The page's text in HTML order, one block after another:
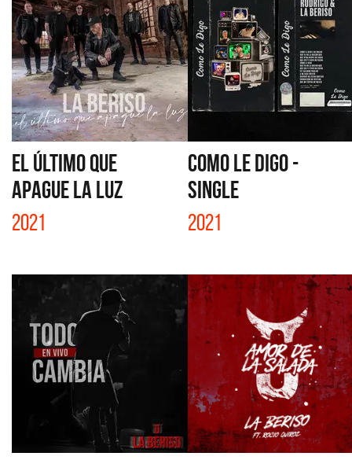
EL ÚLTIMO QUE
APAGUE LA LUZ
2021
COMO LE DIGO -
SINGLE
2021